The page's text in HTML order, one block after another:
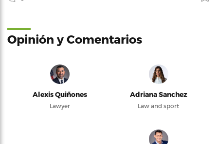
Opinión y Comentarios
Alexis Quiñones
Lawyer
Adriana Sanchez
Law and sport